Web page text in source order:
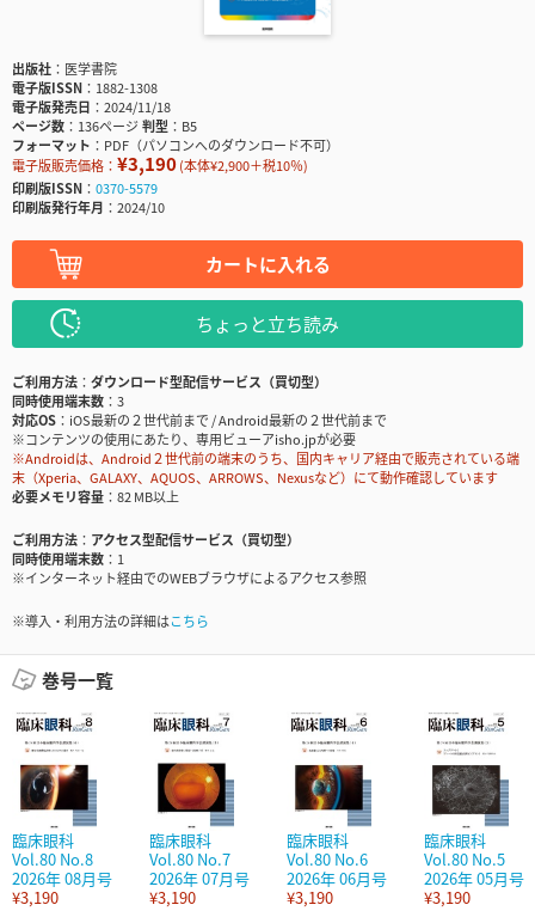
出版社
医学書院
電子版ISSN
1882-1308
電子版発売日
2024/11/18
ページ数
136ページ判型
B5
フォーマット
PDF（パソコンへのダウンロード不可）
電子版販売価格： ¥3,190(本体¥2,900＋税10％)
印刷版ISSN
0370-5579
印刷版発行年月
2024/10
カートに入れる
ちょっと立ち読み
ご利用方法
ダウンロード型配信サービス（買切型）
同時使用端末数
3
対応OS
iOS最新の２世代前まで / Android最新の２世代前まで
※コンテンツの使用にあたり、専用ビューアisho.jpが必要
※Androidは、Android２世代前の端末のうち、国内キャリア経由で販売されている端
末（Xperia、GALAXY、AQUOS、ARROWS、Nexusなど）にて動作確認しています
必要メモリ容量
82 MB以上
ご利用方法
アクセス型配信サービス（買切型）
同時使用端末数
1
※インターネット経由でのWEBブラウザによるアクセス参照
※導入・利用方法の詳細はこちら
巻号一覧
臨床眼科
Vol.80 No.8
2026年 08月号
¥3,190
臨床眼科
Vol.80 No.7
2026年 07月号
¥3,190
臨床眼科
Vol.80 No.6
2026年 06月号
¥3,190
臨床眼科
Vol.80 No.5
2026年 05月号
¥3,190